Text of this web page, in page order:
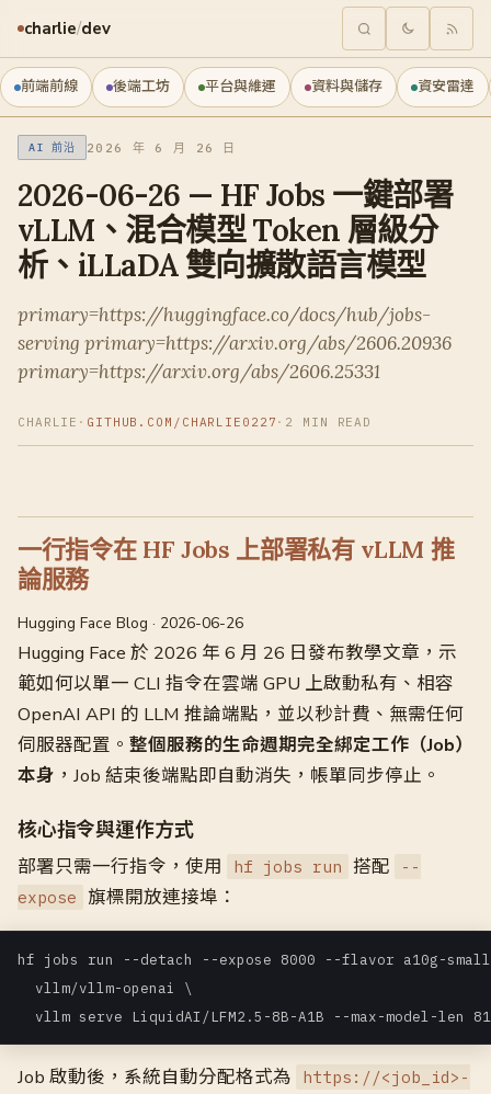
charlie/dev
前端前線 後端工坊 平台與維運 資料與儲存 資安雷達
AI 前沿 2026 年 6 月 26 日
2026-06-26 — HF Jobs 一鍵部署
vLLM、混合模型 Token 層級分
析、iLLaDA 雙向擴散語言模型
primary=https://huggingface.co/docs/hub/jobs-
serving primary=https://arxiv.org/abs/2606.20936
primary=https://arxiv.org/abs/2606.25331
CHARLIE · GITHUB.COM/CHARLIE0227 · 2 MIN READ
一行指令在 HF Jobs 上部署私有 vLLM 推
論服務
Hugging Face Blog · 2026-06-26
Hugging Face 於 2026 年 6 月 26 日發布教學文章，示
範如何以單一 CLI 指令在雲端 GPU 上啟動私有、相容
OpenAI API 的 LLM 推論端點，並以秒計費、無需任何
伺服器配置。 整個服務的生命週期完全綁定工作（Job）
本身 ，Job 結束後端點即自動消失，帳單同步停止。
核心指令與運作方式
部署只需一行指令，使用 hf jobs run 搭配
--
expose
旗標開放連接埠：
hf jobs run --detach --expose 8000 --flavor a10g-small
  vllm/vllm-openai \
vllm serve LiquidAI/LFM2.5-8B-A1B --max-model-len
Job 啟動後，系統自動分配格式為
https://<job_id>-